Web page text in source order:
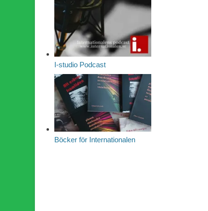
I-studio Podcast
Böcker för Internationalen